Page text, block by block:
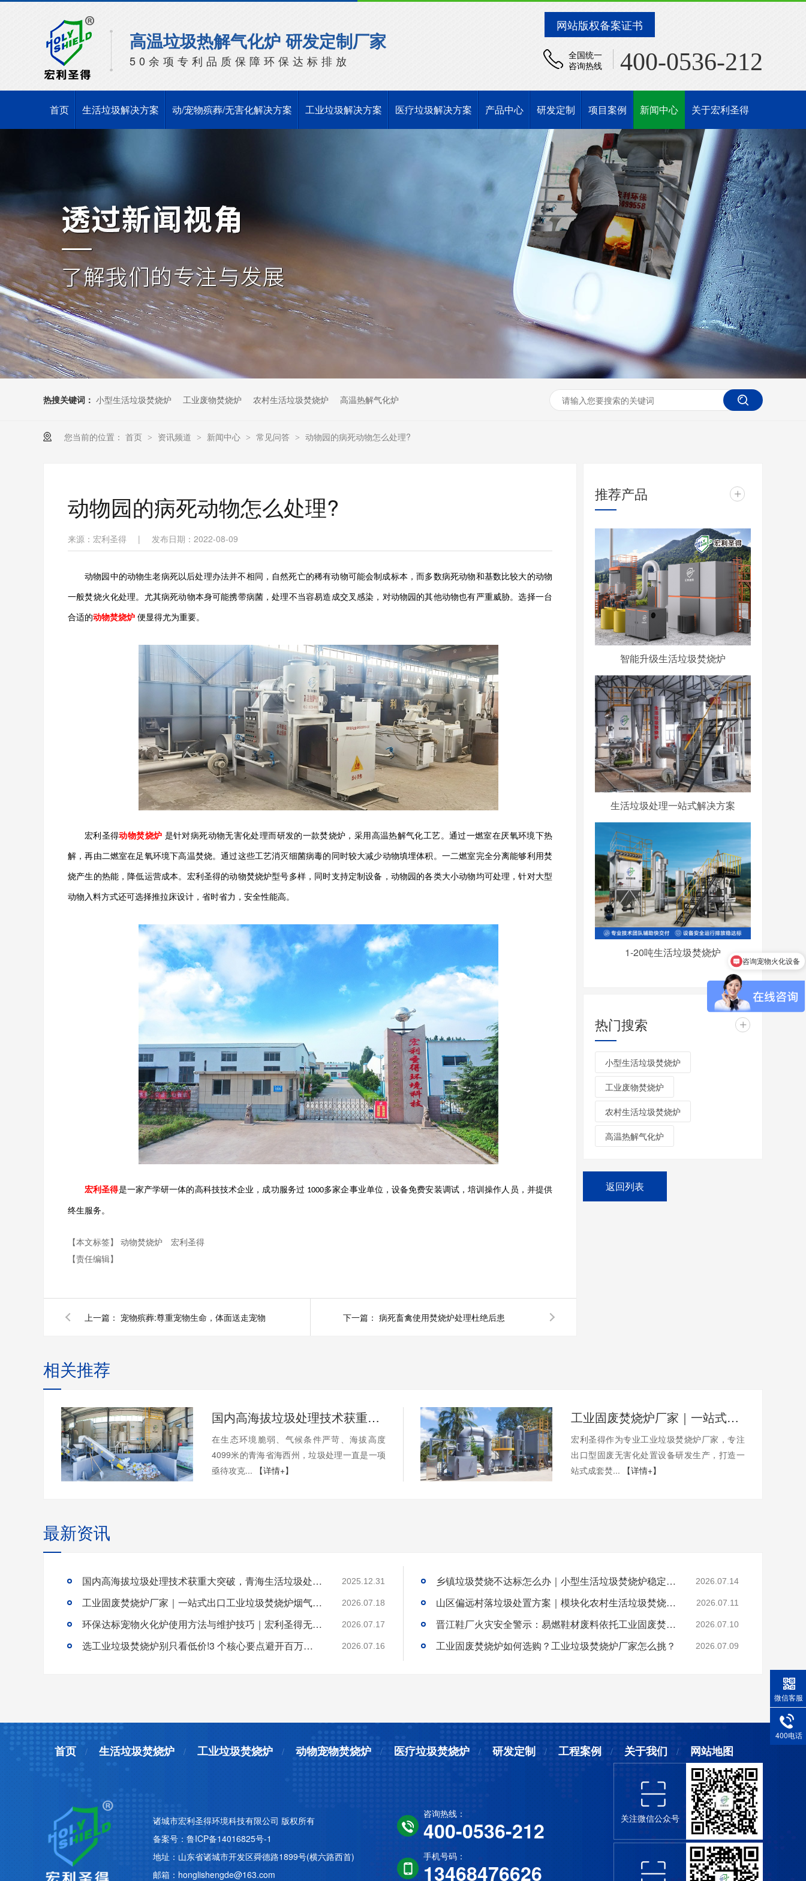
网站版权备案证书
高温垃圾热解气化炉 研发定制厂家
50余项专利品质保障环保达标排放
全国统一
咨询热线
400-0536-212
首页 生活垃圾解决方案 动/宠物殡葬/无害化解决方案 工业垃圾解决方案 医疗垃圾解决方案 产品中心 研发定制 项目案例 新闻中心 关于宏利圣得
热搜关键词： 小型生活垃圾焚烧炉 工业废物焚烧炉 农村生活垃圾焚烧炉 高温热解气化炉
您当前的位置： 首页 > 资讯频道 > 新闻中心 > 常见问答 > 动物园的病死动物怎么处理?
动物园的病死动物怎么处理?
来源：宏利圣得 | 发布日期：2022-08-09
动物园中的动物生老病死以后处理办法并不相同，自然死亡的稀有动物可能会制成标本，而多数病死动物和基数比较大的动物
一般焚烧火化处理。尤其病死动物本身可能携带病菌，处理不当容易造成交叉感染，对动物园的其他动物也有严重威胁。选择一台
合适的动物焚烧炉 便显得尤为重要。
宏利圣得动物焚烧炉 是针对病死动物无害化处理而研发的一款焚烧炉，采用高温热解气化工艺。通过一燃室在厌氧环境下热
解，再由二燃室在足氧环境下高温焚烧。通过这些工艺消灭细菌病毒的同时较大减少动物填埋体积。一二燃室完全分离能够利用焚
烧产生的热能，降低运营成本。宏利圣得的动物焚烧炉型号多样，同时支持定制设备，动物园的各类大小动物均可处理，针对大型
动物入料方式还可选择推拉床设计，省时省力，安全性能高。
宏利圣得是一家产学研一体的高科技技术企业，成功服务过 1000多家企事业单位，设备免费安装调试，培训操作人员，并提供
终生服务。
【本文标签】 动物焚烧炉
宏利圣得
【责任编辑】
上一篇： 宠物殡葬:尊重宠物生命，体面送走宠物 下一篇： 病死畜禽使用焚烧炉处理杜绝后患
推荐产品 +
智能升级生活垃圾焚烧炉
生活垃圾处理一站式解决方案
1-20吨生活垃圾焚烧炉
热门搜索 +
小型生活垃圾焚烧炉
工业废物焚烧炉
农村生活垃圾焚烧炉
高温热解气化炉
返回列表
相关推荐
国内高海拔垃圾处理技术获重大突破，青海生活垃圾处理项目树行业新标杆
在生态环境脆弱、气候条件严苛、海拔高度
4099米的青海省海西州，垃圾处理一直是一项
亟待攻克...
【详情+】
工业固废焚烧炉厂家｜一站式出口工业垃圾焚烧炉烟气检测环保达标
宏利圣得作为专业工业垃圾焚烧炉厂家，专注
出口型固废无害化处置设备研发生产，打造一
站式成套焚...
【详情+】
最新资讯
国内高海拔垃圾处理技术获重大突破，青海生活垃圾处理项目树行业新标杆 2025.12.31
工业固废焚烧炉厂家｜一站式出口工业垃圾焚烧炉烟气检测环保达标 2026.07.18
环保达标宠物火化炉使用方法与维护技巧｜宏利圣得无害化火化设备科普 2026.07.17
选工业垃圾焚烧炉别只看低价!3 个核心要点避开百万损失 2026.07.16
乡镇垃圾焚烧不达标怎么办｜小型生活垃圾焚烧炉稳定达标解决方案 2026.07.14
山区偏远村落垃圾处置方案｜模块化农村生活垃圾焚烧炉就地达标焚烧 2026.07.11
晋江鞋厂火灾安全警示：易燃鞋材废料依托工业固废焚烧炉实现规范化安全处置 2026.07.10
工业固废焚烧炉如何选购？工业垃圾焚烧炉厂家怎么挑？ 2026.07.09
首页 生活垃圾焚烧炉 工业垃圾焚烧炉 动物宠物焚烧炉 医疗垃圾焚烧炉 研发定制 工程案例 关于我们 网站地图
诸城市宏利圣得环境科技有限公司 版权所有
备案号： 鲁ICP备14016825号-1
地址：山东省诸城市开发区舜德路1899号(横六路西首)
邮箱：honglishengde@163.com
咨询热线：
400-0536-212
手机号码：
13468476626
关注微信公众号
微信客服
400电话
每天能处理多少？